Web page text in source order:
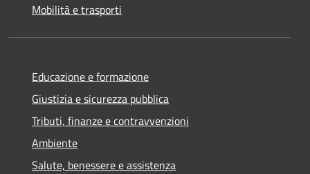
Mobilità e trasporti
Educazione e formazione
Giustizia e sicurezza pubblica
Tributi, finanze e contravvenzioni
Ambiente
Salute, benessere e assistenza